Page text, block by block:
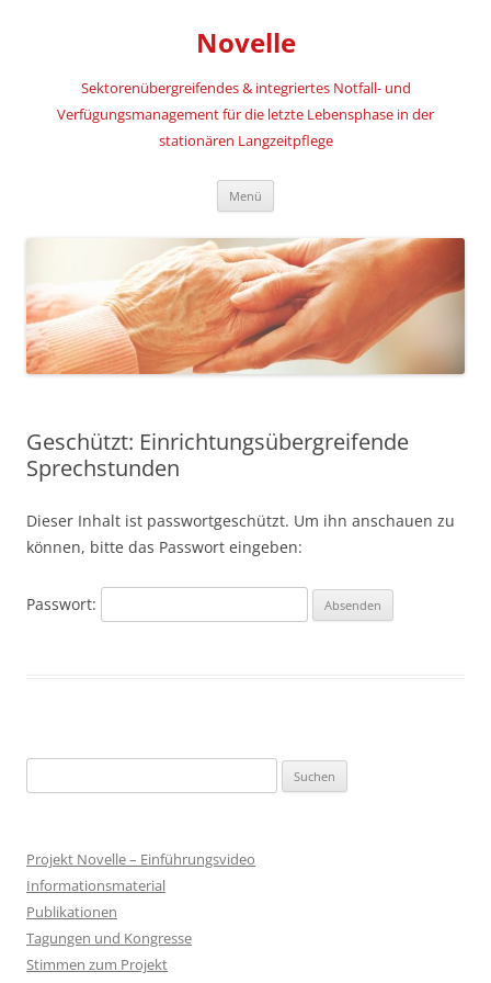
Novelle
Sektorenübergreifendes & integriertes Notfall- und
Verfügungsmanagement für die letzte Lebensphase in der
stationären Langzeitpflege
Menü
Geschützt: Einrichtungsübergreifende
Sprechstunden
Dieser Inhalt ist passwortgeschützt. Um ihn anschauen zu
können, bitte das Passwort eingeben:
Passwort:
u
h
e
n
a
c
Projekt Novelle – Einführungsvideo
Informationsmaterial
Publikationen
Tagungen und Kongresse
Stimmen zum Projekt